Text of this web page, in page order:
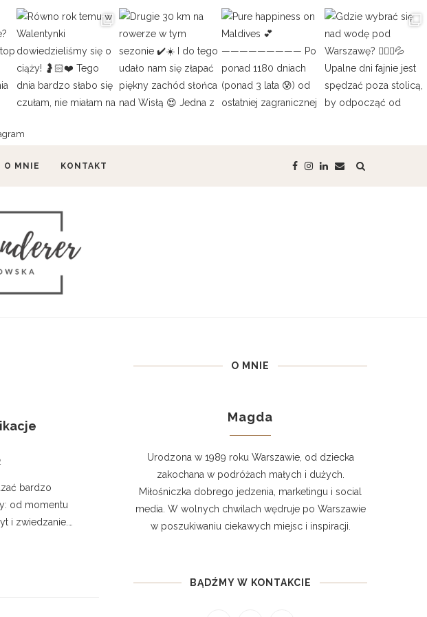
O MNIE KONTAKT
bardzo
od momentu
i zwiedzanie.…
O MNIE
Magda
Urodzona w 1989 roku Warszawie, od dziecka
zakochana w podróżach małych i dużych.
Miłośniczka dobrego jedzenia, marketingu i social
media. W wolnych chwilach wędruje po Warszawie
w poszukiwaniu ciekawych miejsc i inspiracji.
BĄDŹMY W KONTAKCIE